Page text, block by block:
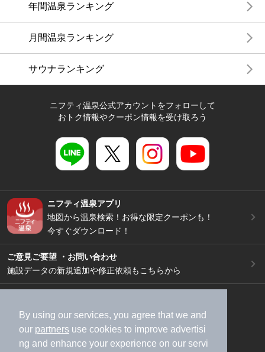
By using our services, you agree that we and
our partners use cookies to improve advertisi
ng and enhance your experience on our servi
年間温泉ランキング
月間温泉ランキング
サウナランキング
ニフティ温泉公式アカウントをフォローして
おトク情報やクーポン情報を受け取ろう
ニフティ温泉アプリ
地図から温泉検索！お得な限定クーポンも！
今すぐダウンロード！
ご意見ご要望 ・お問い合わせ
施設データの新規追加や修正依頼もこちらから
加盟店募集（資料請求）
広告出稿のご案内
利用規約
ライフスタイルMEMBERS+規約
特定商取引法に基づく表記
ヘルプ 採用情報